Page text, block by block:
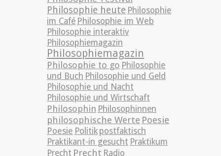
Philosophie heute Philosophie
im Café Philosophie im Web
Philosophie interaktiv
Philosophiemagazin
Philosophiemagazin
Philosophie to go Philosophie
und Buch Philosophie und Geld
Philosophie und Nacht
Philosophie und Wirtschaft
Philosophin Philosophinnen
philosophische Werte Poesie
Poesie Politik postfaktisch
Praktikant-in gesucht Praktikum
Precht Precht Radio